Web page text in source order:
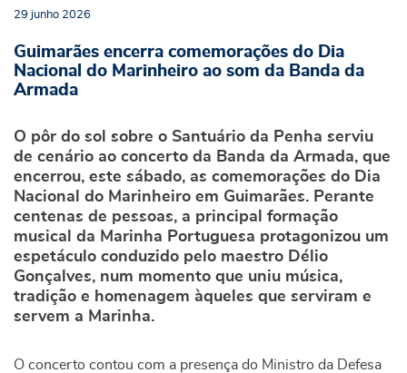
29 junho 2026
Guimarães encerra comemorações do Dia
Nacional do Marinheiro ao som da Banda da
Armada
O pôr do sol sobre o Santuário da Penha serviu
de cenário ao concerto da Banda da Armada, que
encerrou, este sábado, as comemorações do Dia
Nacional do Marinheiro em Guimarães. Perante
centenas de pessoas, a principal formação
musical da Marinha Portuguesa protagonizou um
espetáculo conduzido pelo maestro Délio
Gonçalves, num momento que uniu música,
tradição e homenagem àqueles que serviram e
servem a Marinha.
O concerto contou com a presença do Ministro da Defesa